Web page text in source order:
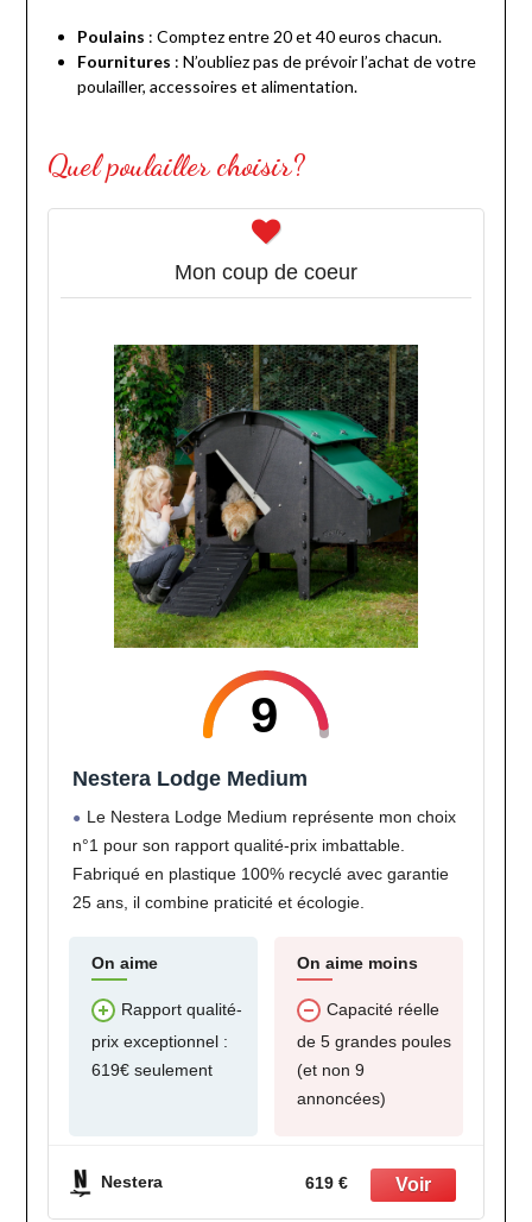
Poulains : Comptez entre 20 et 40 euros chacun.
Fournitures : N’oubliez pas de prévoir l’achat de votre
poulailler, accessoires et alimentation.
Quel poulailler choisir?
Mon coup de coeur
9
Nestera Lodge Medium
Le Nestera Lodge Medium représente mon choix
n°1 pour son rapport qualité-prix imbattable.
Fabriqué en plastique 100% recyclé avec garantie
25 ans, il combine praticité et écologie.
On aime
Rapport qualité-
prix exceptionnel :
619€ seulement
On aime moins
Capacité réelle
de 5 grandes poules
(et non 9
annoncées)
Nestera 619 €